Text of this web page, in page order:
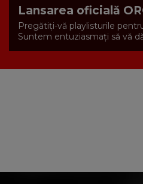
Lansarea oficială
Pregătiți-vă playlisturile
Suntem entuziasmați să vă